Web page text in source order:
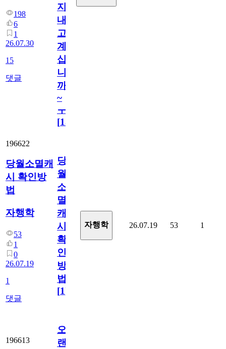
198
6
1
26.07.30
15
댓글
지
내
고
계
십
니
까
~
ㅜ
[15
196622
당월소멸캐
시 확인방
법
자행학
53
1
0
26.07.19
1
댓글
당
월
소
멸
캐
시
확
인
방
법
[1]
자행학 26.07.19 53 1
196613
오
랜